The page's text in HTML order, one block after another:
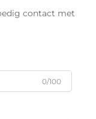
contact met
0/100